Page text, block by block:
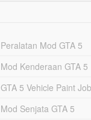
Peralatan Mod GTA 5
Mod Kenderaan GTA 5
GTA 5 Vehicle Paint
Mod Senjata GTA 5